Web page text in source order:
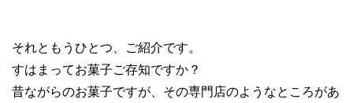
それともうひとつ、ご紹介です。
すはまってお菓子ご存知ですか？
昔ながらのお菓子ですが、その専門店のようなところがあ